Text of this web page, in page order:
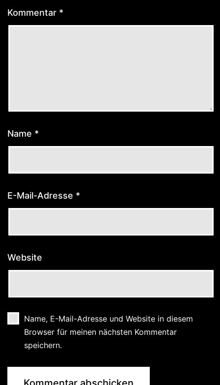
Kommentar *
Name *
E-Mail-Adresse *
Website
Name, E-Mail-Adresse und Website in diesem
Browser für meinen nächsten Kommentar
speichern.